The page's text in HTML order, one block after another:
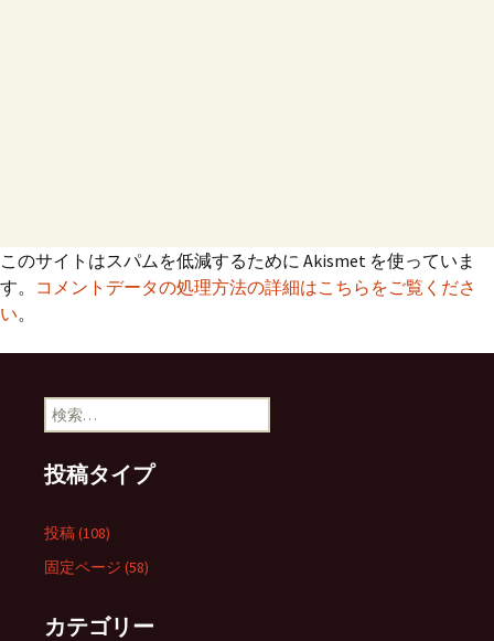
このサイトはスパムを低減するために Akismet を使っていま
す。 コメントデータの処理方法の詳細はこちらをご覧くださ
い。
検
索:
投稿タイプ
投稿 (108)
固定ページ (58)
カテゴリー